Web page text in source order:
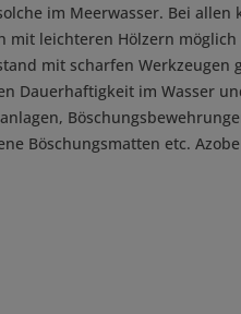
im Meerwasser. Bei allen
leichteren Hölzern möglich
mit scharfen Werkzeugen
Dauerhaftigkeit im Wasser
Böschungsmatten etc.